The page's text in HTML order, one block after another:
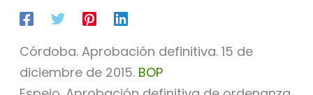
Córdoba. Aprobación definitiva. 15 de
diciembre de 2015. BOP